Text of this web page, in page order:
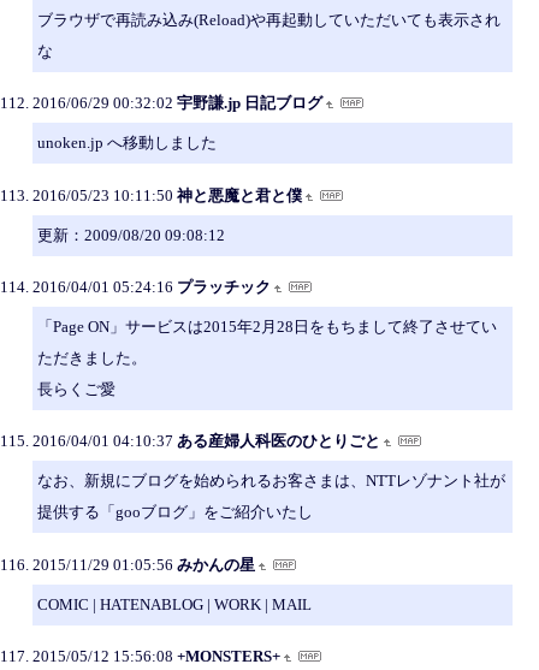
ブラウザで再読み込み(Reload)や再起動していただいても表示され
な
2016/06/29 00:32:02 宇野謙.jp 日記ブログ
unoken.jp へ移動しました
2016/05/23 10:11:50 神と悪魔と君と僕
更新：2009/08/20 09:08:12
2016/04/01 05:24:16 プラッチック
「Page ON」サービスは2015年2月28日をもちまして終了させてい
ただきました。
長らくご愛
2016/04/01 04:10:37 ある産婦人科医のひとりごと
なお、新規にブログを始められるお客さまは、NTTレゾナント社が
提供する「gooブログ」をご紹介いたし
2015/11/29 01:05:56 みかんの星
COMIC | HATENABLOG | WORK | MAIL
2015/05/12 15:56:08 +MONSTERS+